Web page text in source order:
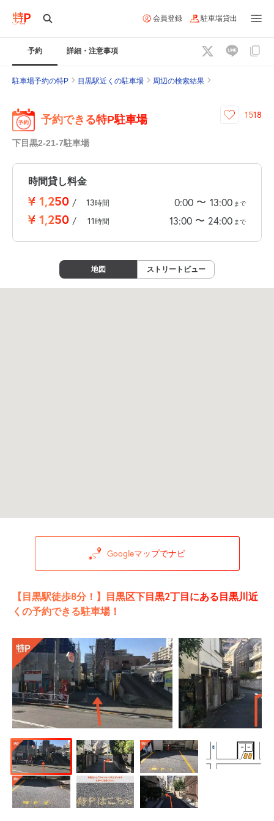
会員登録 駐車場貸出
予約 詳細・注意事項
駐車場予約の特P 目黒駅近くの駐車場 周辺の検索結果
予約できる特P駐車場
下目黒2-21-7駐車場
1518
時間貸し料金
¥ 1,250 / 13時間 0:00 〜 13:00 まで
¥ 1,250 / 11時間 13:00 〜 24:00 まで
地図 ストリートビュー
Googleマップでナビ
【目黒駅徒歩8分！】目黒区下目黒2丁目にある目黒川近
くの予約できる駐車場！